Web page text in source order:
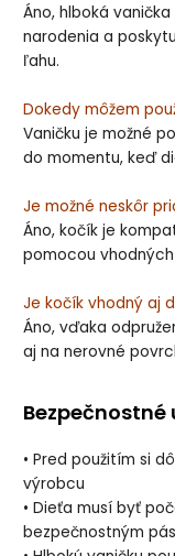
Áno, hlboká
narodenia a
ľahu.
Dokedy môžem
Vaničku je možné
do momentu, keď
Je možné neskôr
Áno, kočík je
pomocou
Je kočík vhodný aj
Áno, vďaka
aj na nerovné
• Pred použitím si
výrobcu
• Dieťa musí byť
bezpečnostným